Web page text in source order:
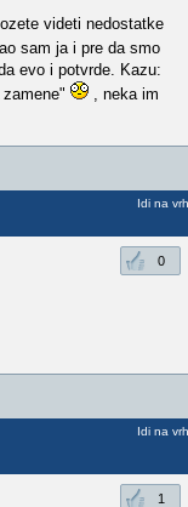
videti nedostatke
sam ja i pre da smo
evo i potvrde. Kazu:
, neka im
Idi na vrh
0
Idi na vrh
1